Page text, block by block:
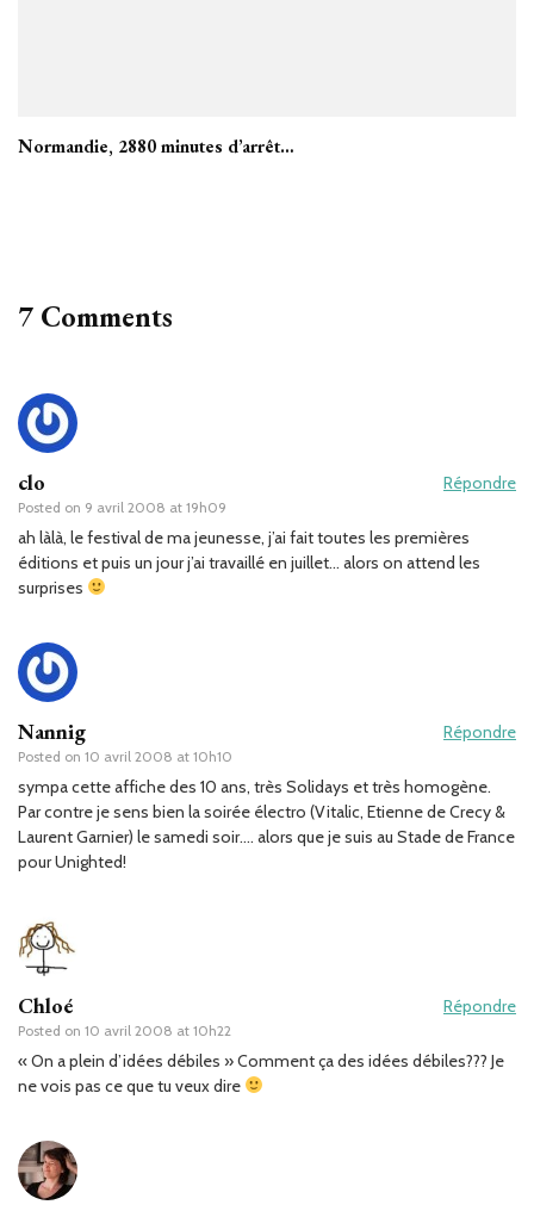
Normandie, 2880 minutes d’arrêt…
7 Comments
clo
Posted on 9 avril 2008 at 19h09
Répondre
ah làlà, le festival de ma jeunesse, j’ai fait toutes les premières
éditions et puis un jour j’ai travaillé en juillet… alors on attend les
surprises
Nannig
Posted on 10 avril 2008 at 10h10
Répondre
sympa cette affiche des 10 ans, très Solidays et très homogène.
Par contre je sens bien la soirée électro (Vitalic, Etienne de Crecy &
Laurent Garnier) le samedi soir…. alors que je suis au Stade de France
pour Unighted!
Chloé
Posted on 10 avril 2008 at 10h22
Répondre
« On a plein d’idées débiles » Comment ça des idées débiles??? Je
ne vois pas ce que tu veux dire